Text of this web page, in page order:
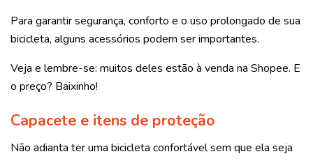
Para garantir segurança, conforto e o uso prolongado de sua
bicicleta, alguns acessórios podem ser importantes.
Veja e lembre-se: muitos deles estão à venda na Shopee. E
o preço? Baixinho!
Capacete e itens de proteção
Não adianta ter uma bicicleta confortável sem que ela seja